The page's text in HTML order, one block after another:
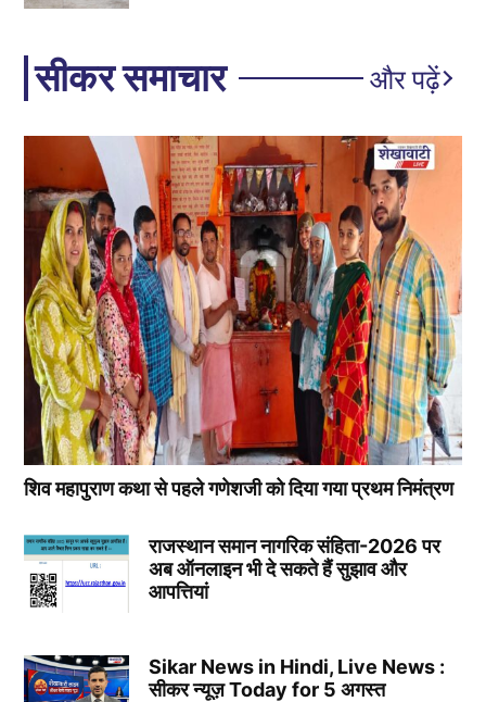
सीकर समाचार और पढ़ें
शिव महापुराण कथा से पहले गणेशजी को दिया गया प्रथम निमंत्रण
राजस्थान समान नागरिक संहिता-2026 पर
अब ऑनलाइन भी दे सकते हैं सुझाव और
आपत्तियां
Sikar News in Hindi, Live News :
सीकर न्यूज़ Today for 5 अगस्त